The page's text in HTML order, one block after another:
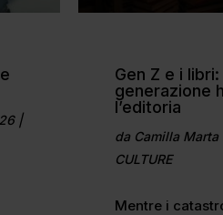
|
Gen Z e i
generazione
l’editoria
da Camilla Marta
CULTURE
Mentre i